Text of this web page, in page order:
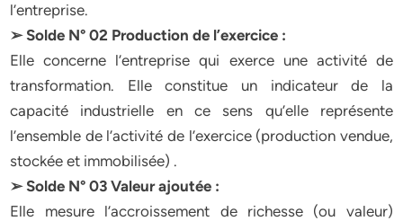
l’entreprise.
➢ Solde N° 02 Production de l’exercice :
Elle concerne l’entreprise qui exerce une activité de
transformation. Elle constitue un indicateur de la
capacité industrielle en ce sens qu’elle représente
l’ensemble de l’activité de l’exercice (production vendue,
stockée et immobilisée) .
➢ Solde N° 03 Valeur ajoutée :
Elle mesure l’accroissement de richesse (ou valeur)